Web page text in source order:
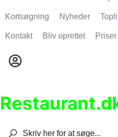
Kortsøgning Nyheder
Kontakt Bliv oprettet Priser